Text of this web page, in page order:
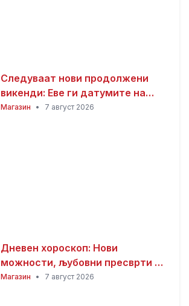
Следуваат нови продолжени
викенди: Еве ги датумите на
следните неработни денови
Магазин • 7 август 2026
Дневен хороскоп: Нови
можности, љубовни пресврти и
совети за здравјето за сите
Магазин • 7 август 2026